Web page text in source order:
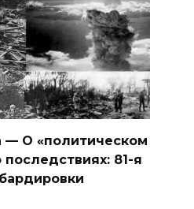
О «политическом
последствиях: 81-я